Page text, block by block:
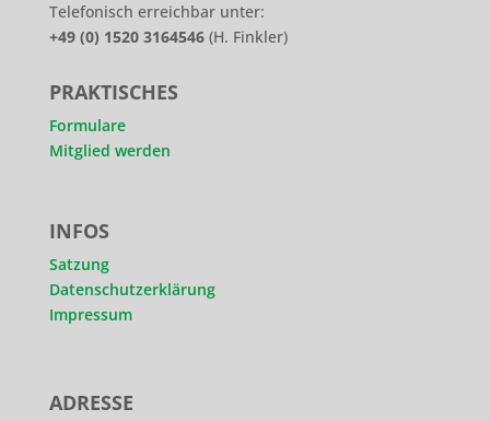
Telefonisch erreichbar unter:
+49 (0) 1520 3164546(H. Finkler)
PRAKTISCHES
Formulare
Mitglied werden
INFOS
Satzung
Datenschutzerklärung
Impressum
ADRESSE